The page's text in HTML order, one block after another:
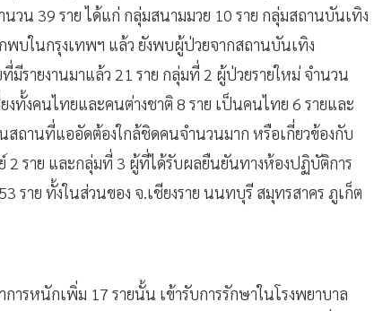
น 39 ราย ได้แก่ กลุ่มสนามมวย 10 ราย กลุ่มสถานบันเทิง
บในกรุงเทพฯ แล้ว ยังพบผู้ป่วยจากสถานบันเทิง
รายงานมาแล้ว 21 ราย กลุ่มที่ 2 ผู้ป่วยรายใหม่ จำนวน
ทั้งคนไทยและคนต่างชาติ 8 ราย เป็นคนไทย 6 รายและ
สถานที่แออัดต้องใกล้ชิดคนจำนวนมาก หรือเกี่ยวข้องกับ
2 ราย และกลุ่มที่ 3 ผู้ที่ได้รับผลยืนยันทางห้องปฏิบัติการ
ราย ทั้งในส่วนของ จ.เชียงราย นนทบุรี สมุทรสาคร ภูเก็ต
รหนักเพิ่ม 17 รายนั้น เข้ารับการรักษาในโรงพยาบาล